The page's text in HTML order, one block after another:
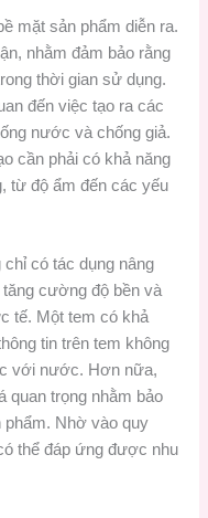
mặt sản phẩm diễn ra.
nhằm đảm bảo rằng
thời gian sử dụng.
đến việc tạo ra các
nước và chống giả.
cần phải có khả năng
từ độ ẩm đến các yếu
có tác dụng nâng
cường độ bền và
tế. Một tem có khả
tin trên tem không
với nước. Hơn nữa,
quan trọng nhằm bảo
phẩm. Nhờ vào quy
thể đáp ứng được nhu